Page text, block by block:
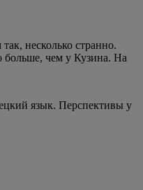
несколько странно.
больше, чем у Кузина. На
язык. Перспективы у